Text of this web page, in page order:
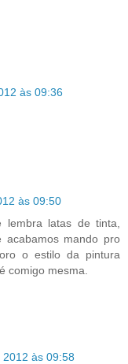
às 09:36
às 09:50
latas de tinta,
mando pro
o estilo da pintura
comigo mesma.
às 09:58